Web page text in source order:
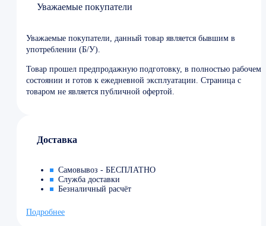
Уважаемые покупатели
Уважаемые покупатели, данный товар является бывшим в
употреблении (Б/У).
Товар прошел предпродажную подготовку, в полностью рабочем
состоянии и готов к ежедневной эксплуатации. Страница с
товаром не является публичной офертой.
Доставка
Самовывоз - БЕСПЛАТНО
Служба доставки
Безналичный расчёт
Подробнее